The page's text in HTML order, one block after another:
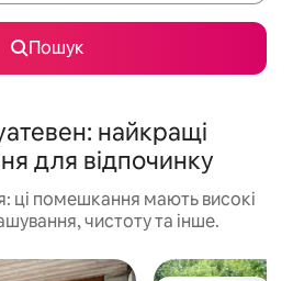
Пошук
найкращі
для відпочинку
ці помешкання мають високі
чистоту та інше.